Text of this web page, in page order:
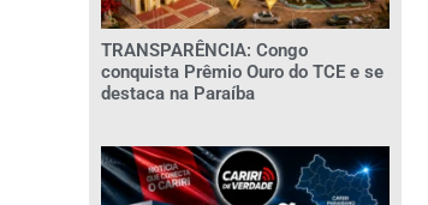
TRANSPARÊNCIA: Congo
conquista Prêmio Ouro do TCE e se
destaca na Paraíba